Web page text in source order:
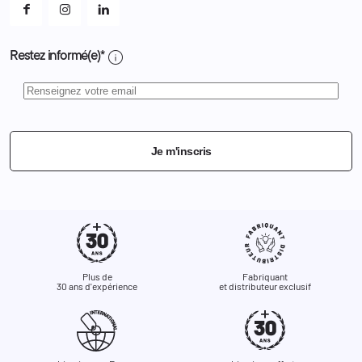
Restez informé(e)* info
Je m'inscris
Plus de
30 ans d'expérience
Fabriquant
et distributeur exclusif